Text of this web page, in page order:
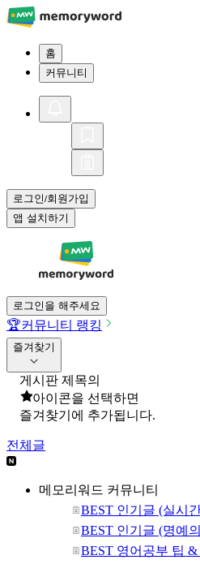
홈
커뮤니티
로그인/회원가입
앱 설치하기
로그인을 해주세요
🏆커뮤니티 랭킹
즐겨찾기
게시판 제목의
아이콘을 선택하면
즐겨찾기에 추가됩니다.
전체글
메모리워드 커뮤니티
BEST 인기글 (실시
BEST 인기글 (명예
BEST 영어공부 팁 &